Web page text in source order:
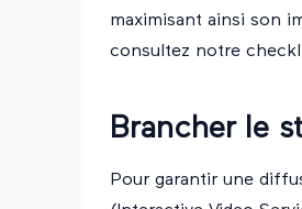
maximisant ainsi son
consultez notre
Brancher le
Pour garantir une